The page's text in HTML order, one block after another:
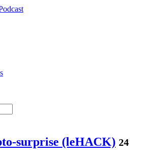
surprise (leHACK) 24